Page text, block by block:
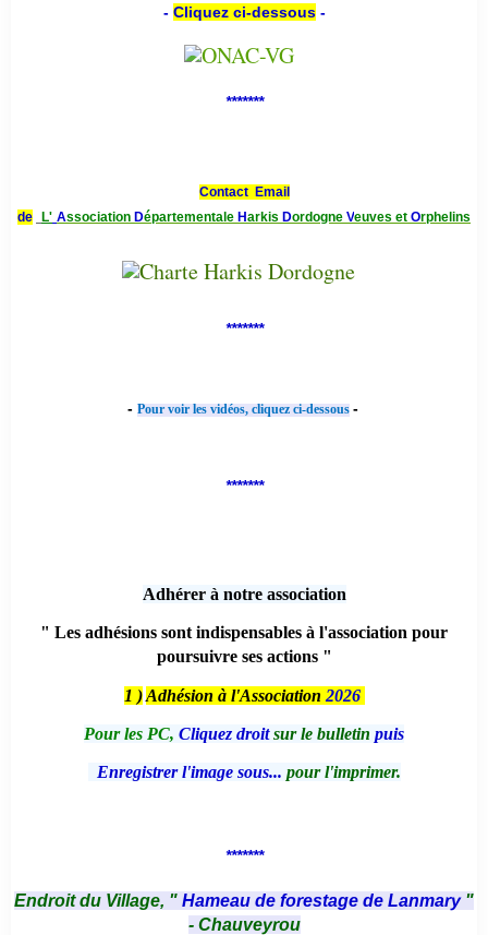
- Cliquez ci-dessous-
*******
Contact Email
de
L' Association Départementale Harkis Dordogne Veuves et Orphelins
*******
- Pour voir les vidéos, cliquez ci-dessous -
*******
Adhérer à notre association
" Les adhésions sont indispensables à l'association pour
poursuivre ses actions "
1 ) Adhésion à l'Association 2026
Pour les PC, Cliquez droitsur le bulletin puis
Enregistrer l'image sous... pour l'imprimer.
*******
Endroit du Village, " Hameau de forestage de Lanmary "
- Chauveyrou